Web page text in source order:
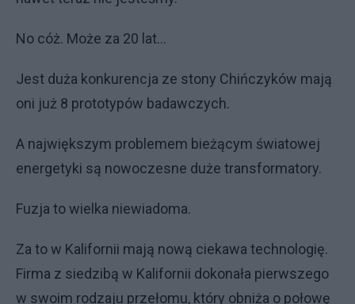
No cóż. Może za 20 lat...
Jest duża konkurencja ze stony Chińczyków mają
oni już 8 prototypów badawczych.
A największym problemem bieżącym światowej
energetyki są nowoczesne duże transformatory.
Fuzja to wielka niewiadoma.
Za to w Kalifornii mają nową ciekawa technologię.
Firma z siedzibą w Kalifornii dokonała pierwszego
w swoim rodzaju przełomu, który obniża o połowę